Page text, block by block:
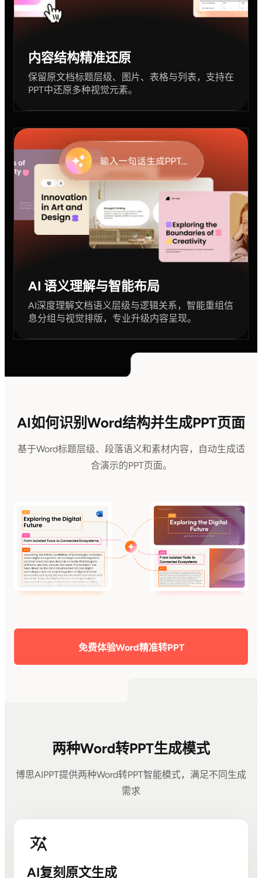
内容结构精准还原
保留原文档标题层级、图片、表格与列表，支持在
PPT中还原多种视觉元素。
AI 语义理解与智能布局
AI深度理解文档语义层级与逻辑关系，智能重组信
息分组与视觉排版，专业升级内容呈现。
AI如何识别Word结构并生成PPT页面
基于Word标题层级、段落语义和素材内容，自动生成适
合演示的PPT页面。
免费体验Word精准转PPT
两种Word转PPT生成模式
博思AIPPT提供两种Word转PPT智能模式，满足不同生成
需求
AI复刻原文生成